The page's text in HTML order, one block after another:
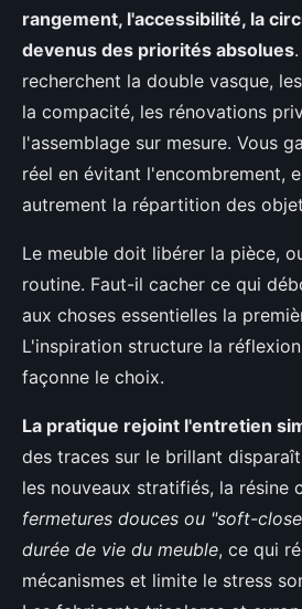
rangement, l'accessibilité, la
devenus des priorités absolues
recherchent la double vasque,
la compacité, les rénovations
l'assemblage sur mesure. Vous
réel en évitant l'encombrement,
autrement la répartition des
Le meuble doit libérer la pièce,
routine. Faut-il cacher ce qui
aux choses essentielles la
L'inspiration structure la
façonne le choix.
La pratique rejoint l'entretien
des traces sur le brillant
les nouveaux stratifiés, la résine
fermetures douces ou "soft-
durée de vie du meuble, ce qui
mécanismes et limite le stress